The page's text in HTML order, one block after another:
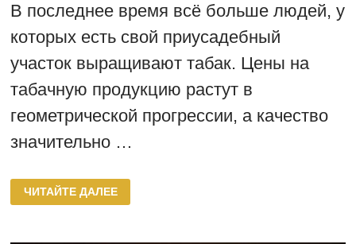
В последнее время всё больше людей, у
которых есть свой приусадебный
участок выращивают табак. Цены на
табачную продукцию растут в
геометрической прогрессии, а качество
значительно …
ЛУЧШИЕ
СОРТА
ТАБАКА
ЧИТАЙТЕ ДАЛЕЕ